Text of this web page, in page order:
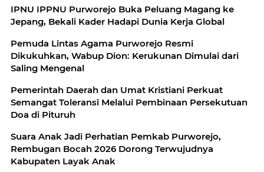
IPNU IPPNU Purworejo Buka Peluang Magang ke
Jepang, Bekali Kader Hadapi Dunia Kerja Global
Pemuda Lintas Agama Purworejo Resmi
Dikukuhkan, Wabup Dion: Kerukunan Dimulai dari
Saling Mengenal
Pemerintah Daerah dan Umat Kristiani Perkuat
Semangat Toleransi Melalui Pembinaan Persekutuan
Doa di Pituruh
Suara Anak Jadi Perhatian Pemkab Purworejo,
Rembugan Bocah 2026 Dorong Terwujudnya
Kabupaten Layak Anak